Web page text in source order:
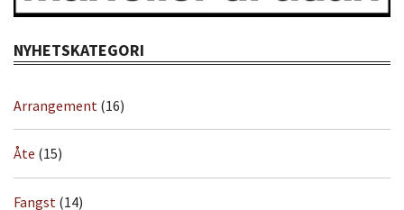
NYHETSKATEGORI
Arrangement (16)
Åte (15)
Fangst (14)